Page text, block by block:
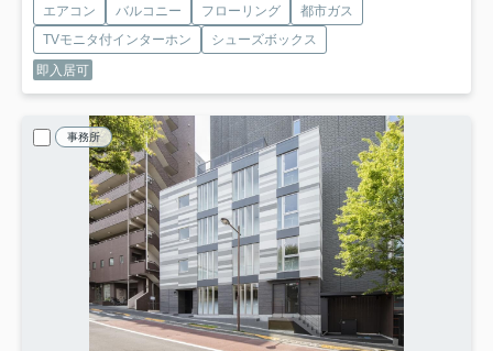
エアコン バルコニー フローリング
都市ガス
TVモニタ付インターホン
シューズボックス
即入居可
事務所